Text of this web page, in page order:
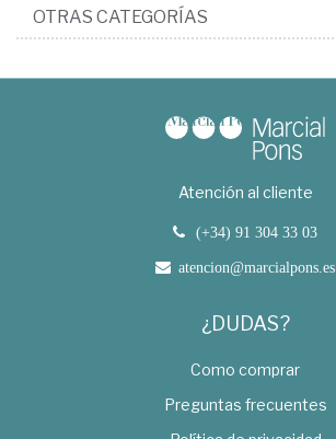
OTRAS CATEGORÍAS
Atención al cliente
(+34) 91 304 33 03
atencion@marcialpons.es
¿DUDAS?
Como comprar
Preguntas frecuentes